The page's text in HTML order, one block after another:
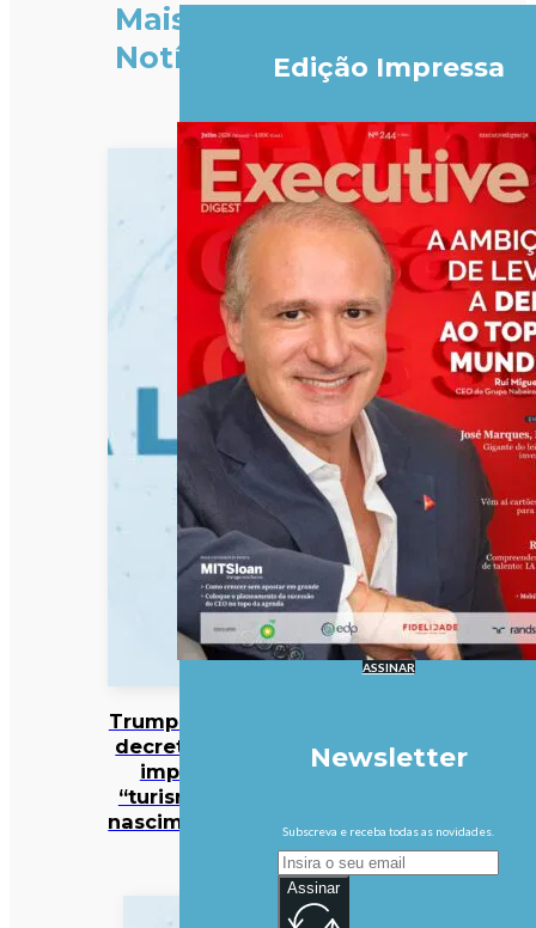
Mais
Notícias
Trump assina
decreto que
impede
“turismo de
nascimentos”
Edição Impressa
ASSINAR
Newsletter
Subscreva e receba todas as novidades.
Assinar